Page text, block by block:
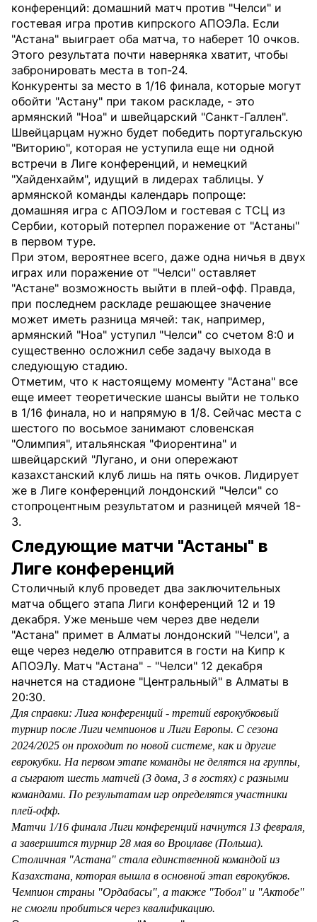
конференций: домашний матч против "Челси" и
гостевая игра против кипрского АПОЭЛа. Если
"Астана" выиграет оба матча, то наберет 10 очков.
Этого результата почти наверняка хватит, чтобы
забронировать места в топ-24.
Конкуренты за место в 1/16 финала, которые могут
обойти "Астану" при таком раскладе, - это
армянский "Ноа" и швейцарский "Санкт-Галлен".
Швейцарцам нужно будет победить португальскую
"Виторию", которая не уступила еще ни одной
встречи в Лиге конференций, и немецкий
"Хайденхайм", идущий в лидерах таблицы. У
армянской команды календарь попроще:
домашняя игра с АПОЭЛом и гостевая с ТСЦ из
Сербии, который потерпел поражение от "Астаны"
в первом туре.
При этом, вероятнее всего, даже одна ничья в двух
играх или поражение от "Челси" оставляет
"Астане" возможность выйти в плей-офф. Правда,
при последнем раскладе решающее значение
может иметь разница мячей: так, например,
армянский "Ноа" уступил "Челси" со счетом 8:0 и
существенно осложнил себе задачу выхода в
следующую стадию.
Отметим, что к настоящему моменту "Астана" все
еще имеет теоретические шансы выйти не только
в 1/16 финала, но и напрямую в 1/8. Сейчас места с
шестого по восьмое занимают словенская
"Олимпия", итальянская "Фиорентина" и
швейцарский "Лугано, и они опережают
казахстанский клуб лишь на пять очков. Лидирует
же в Лиге конференций лондонский "Челси" со
стопроцентным результатом и разницей мячей 18-
3.
Следующие матчи "Астаны" в
Лиге конференций
Столичный клуб проведет два заключительных
матча общего этапа Лиги конференций 12 и 19
декабря. Уже меньше чем через две недели
"Астана" примет в Алматы лондонский "Челси", а
еще через неделю отправится в гости на Кипр к
АПОЭЛу. Матч "Астана" - "Челси" 12 декабря
начнется на стадионе "Центральный" в Алматы в
20:30.
Для справки: Лига конференций - третий еврокубковый
турнир после Лиги чемпионов и Лиги Европы. С сезона
2024/2025 он проходит по новой системе, как и другие
еврокубки. На первом этапе команды не делятся на группы,
а сыграют шесть матчей (3 дома, 3 в гостях) с разными
командами. По результатам игр определятся участники
плей-офф.
Матчи 1/16 финала Лиги конференций начнутся 13 февраля,
а завершится турнир 28 мая во Вроцлаве (Польша).
Столичная "Астана" стала единственной командой из
Казахстана, которая вышла в основной этап еврокубков.
Чемпион страны "Ордабасы", а также "Тобол" и "Актобе"
не смогли пробиться через квалификацию.